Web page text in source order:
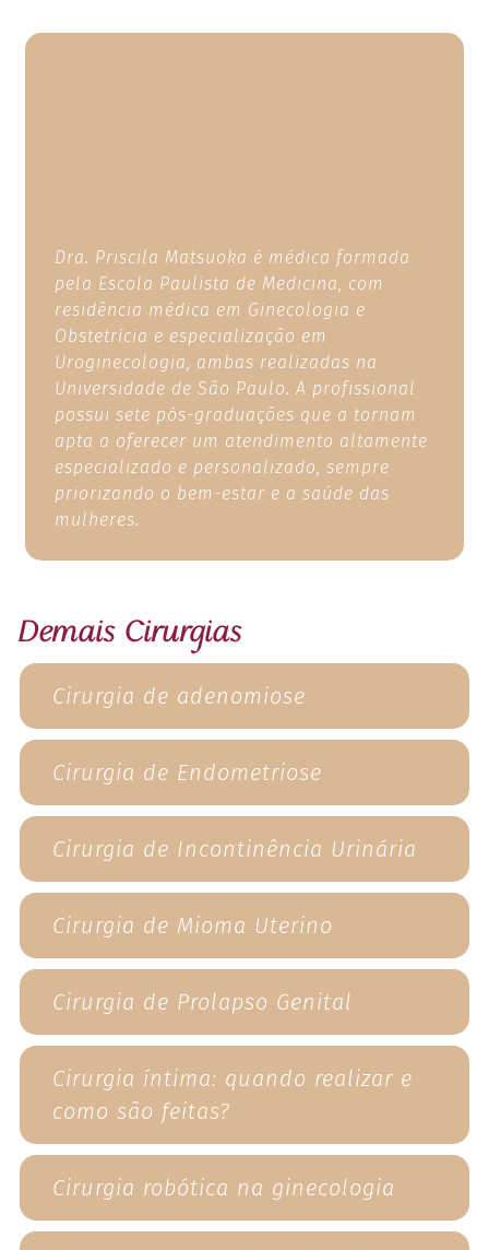
Dra. Priscila Matsuoka é médica formada
pela Escola Paulista de Medicina, com
residência médica em Ginecologia e
Obstetrícia e especialização em
Uroginecologia, ambas realizadas na
Universidade de São Paulo. A profissional
possui sete pós-graduações que a tornam
apta a oferecer um atendimento altamente
especializado e personalizado, sempre
priorizando o bem-estar e a saúde das
mulheres.
Demais Cirurgias
Cirurgia de adenomiose
Cirurgia de Endometriose
Cirurgia de Incontinência Urinária
Cirurgia de Mioma Uterino
Cirurgia de Prolapso Genital
Cirurgia íntima: quando realizar e
como são feitas?
Cirurgia robótica na ginecologia